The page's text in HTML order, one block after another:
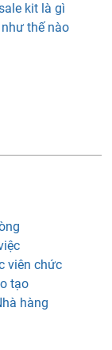
kit là gì
thế nào
viên chức
tạo
hàng